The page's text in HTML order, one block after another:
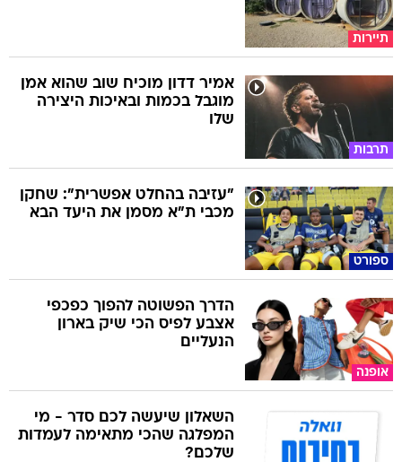
תיירות
תרבות
אמיר דדון מוכיח שוב שהוא אמן
מוגבל בכמות ובאיכות היצירה
שלו
ספורט
"עזיבה בהחלט אפשרית": שחקן
מכבי ת"א מסמן את היעד הבא
אופנה
הדרך הפשוטה להפוך כפכפי
אצבע לפיס הכי שיק בארון
הנעליים
השאלון שיעשה לכם סדר - מי
המפלגה שהכי מתאימה לעמדות
שלכם?